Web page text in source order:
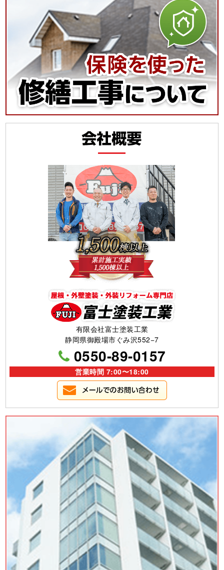
有限会社富士塗装工業
静岡県御殿場市ぐみ沢552−7
0550-89-0157
営業時間 7:00〜18:00